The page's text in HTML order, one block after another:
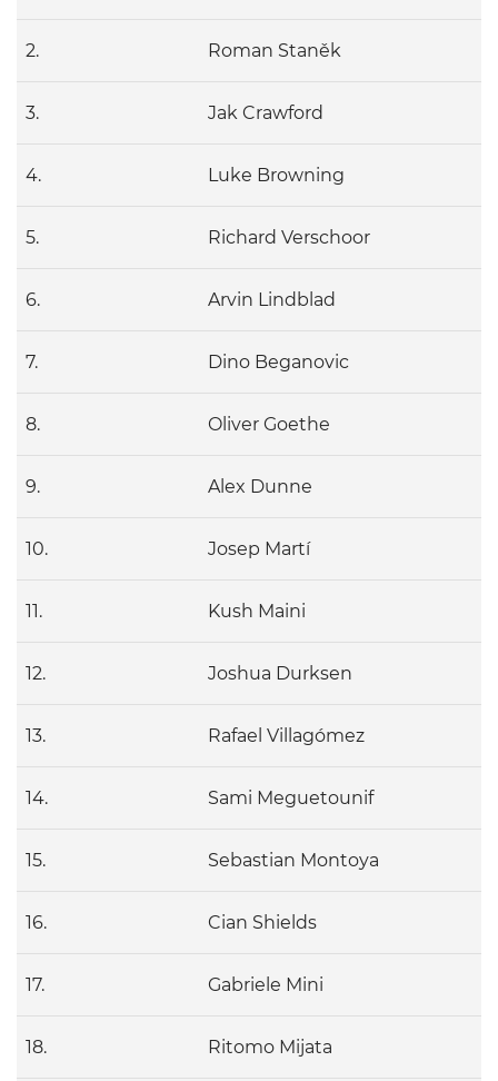
2. Roman Staněk
3. Jak Crawford
4. Luke Browning
5. Richard Verschoor
6. Arvin Lindblad
7. Dino Beganovic
8. Oliver Goethe
9. Alex Dunne
10. Josep Martí
11. Kush Maini
12. Joshua Durksen
13. Rafael Villagómez
14. Sami Meguetounif
15. Sebastian Montoya
16. Cian Shields
17. Gabriele Mini
18. Ritomo Mijata